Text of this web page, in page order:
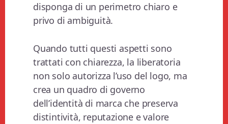
disponga di un perimetro chiaro e
privo di ambiguità.
Quando tutti questi aspetti sono
trattati con chiarezza, la liberatoria
non solo autorizza l’uso del logo, ma
crea un quadro di governo
dell’identità di marca che preserva
distintività, reputazione e valore